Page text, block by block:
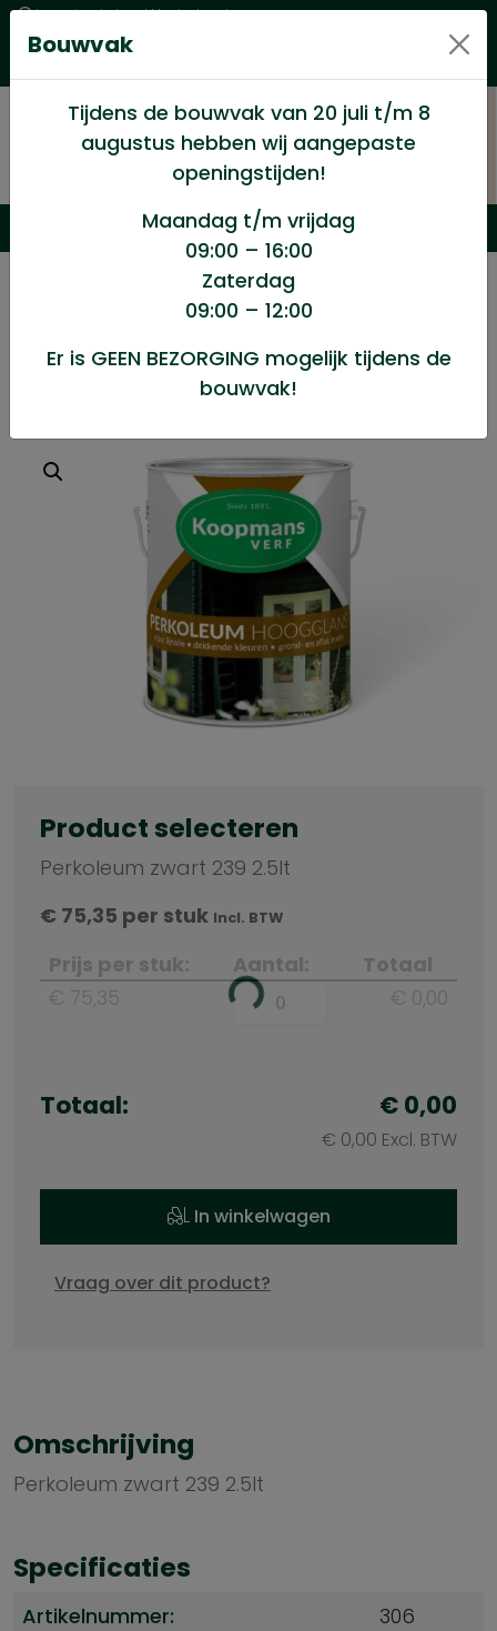
Levering in heel Nederland
Goede kwaliteitsproducten met een eerlijke prijs
Verf en Verfwaren/
Perkoleum zwart 239 2.5lt
Perkoleum zwart 239 2.5lt
Product selecteren
Perkoleum zwart 239 2.5lt
€ 75,35 per stuk Incl. BTW
Prijs per stuk: Aantal:
Totaal
€ 75,35
€ 0,00
Totaal: € 0,00
€ 0,00 Excl. BTW
In winkelwagen
Vraag over dit product?
Omschrijving
Perkoleum zwart 239 2.5lt
Specificaties
Artikelnummer: 306
Bouwvak
Tijdens de bouwvak van 20 juli t/m 8
augustus hebben wij aangepaste
openingstijden!
Maandag t/m vrijdag
09:00 – 16:00
Zaterdag
09:00 – 12:00
Er is GEEN BEZORGING mogelijk tijdens de
bouwvak!